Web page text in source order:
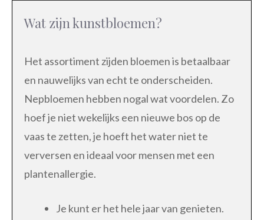
Wat zijn kunstbloemen?
Het assortiment zijden bloemen is betaalbaar
en nauwelijks van echt te onderscheiden.
Nepbloemen hebben nogal wat voordelen. Zo
hoef je niet wekelijks een nieuwe bos op de
vaas te zetten, je hoeft het water niet te
verversen en ideaal voor mensen met een
plantenallergie.
Je kunt er het hele jaar van genieten.